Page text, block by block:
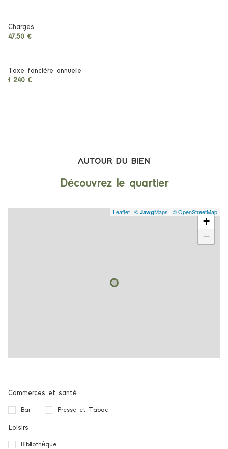
Charges
47,50 €
Taxe foncière annuelle
1 240 €
AUTOUR DU BIEN
Découvrez le quartier
+
−
Leaflet | © JawgMaps | © OpenStreetMap
Commerces et santé
Bar Presse et Tabac
Loisirs
Bibliothèque